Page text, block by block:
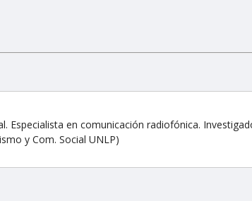
Especialista en comunicación radiofónica.
y Com. Social UNLP)